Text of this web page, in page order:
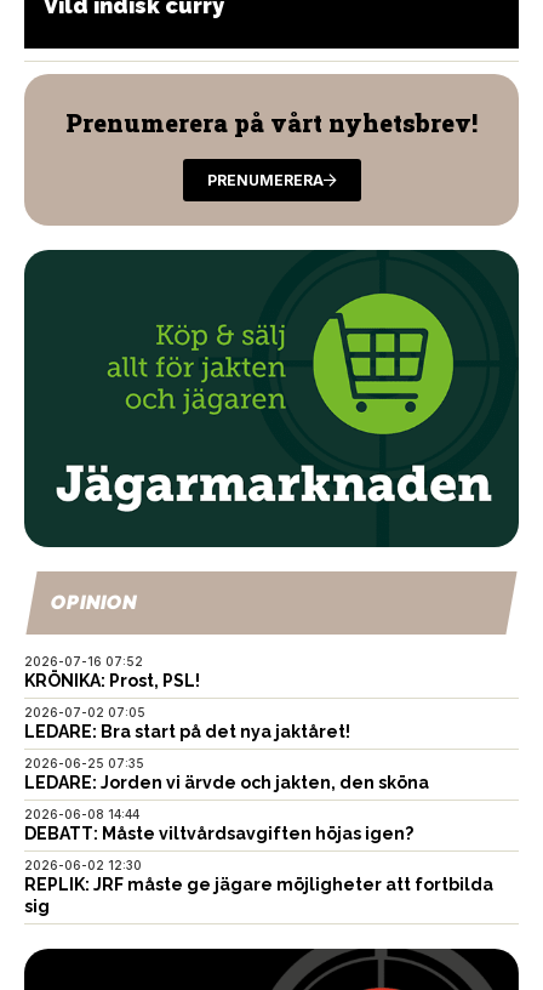
Vild indisk curry
Prenumerera på vårt nyhetsbrev!
PRENUMERERA
OPINION
2026-07-16 07:52
KRÖNIKA: Prost, PSL!
2026-07-02 07:05
LEDARE: Bra start på det nya jaktåret!
2026-06-25 07:35
LEDARE: Jorden vi ärvde och jakten, den sköna
2026-06-08 14:44
DEBATT: Måste viltvårdsavgiften höjas igen?
2026-06-02 12:30
REPLIK: JRF måste ge jägare möjligheter att fortbilda
sig